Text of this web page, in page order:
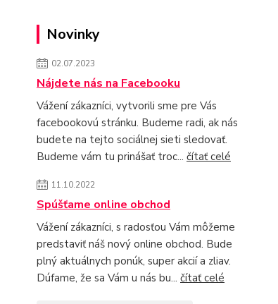
Novinky
02.07.2023
Nájdete nás na Facebooku
Vážení zákazníci, vytvorili sme pre Vás
facebookovú stránku. Budeme radi, ak nás
budete na tejto sociálnej sieti sledovať.
Budeme vám tu prinášať troc... čítať celé
11.10.2022
Spúšťame online obchod
Vážení zákazníci, s radosťou Vám môžeme
predstaviť náš nový online obchod. Bude
plný aktuálnych ponúk, super akcií a zliav.
Dúfame, že sa Vám u nás bu... čítať celé